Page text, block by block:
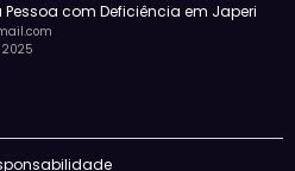
com Deficiência em Japeri
2025